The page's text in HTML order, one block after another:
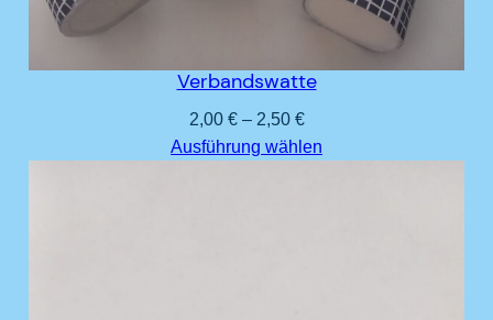
Verbandswatte
2,00 €– 2,50 €
Ausführung wählen